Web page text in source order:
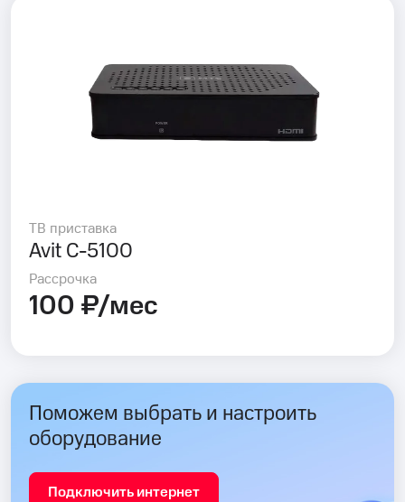
ТВ приставка
Avit C-5100
Рассрочка
100 ₽/мес
Поможем выбрать и настроить
оборудование
Подключить интернет